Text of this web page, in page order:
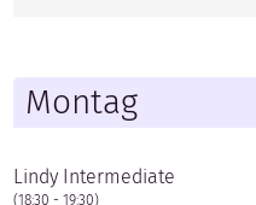
Montag
Lindy Intermediate
(18:30 - 19:30)